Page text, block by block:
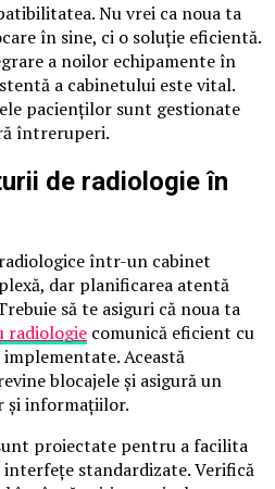
Nu vrei ca noua ta
în sine, ci o soluție eficientă.
a noilor echipamente în
a cabinetului este vital.
pacienților sunt gestionate
întreruperi.
de radiologie în
într-un cabinet
dar planificarea atentă
să te asiguri că noua ta
radiologie comunică eficient cu
implementate. Această
blocajele și asigură un
și informațiilor.
proiectate pentru a facilita
standardizate. Verifică